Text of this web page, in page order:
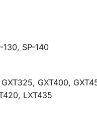
130, SP-140
GXT400,
LXT435